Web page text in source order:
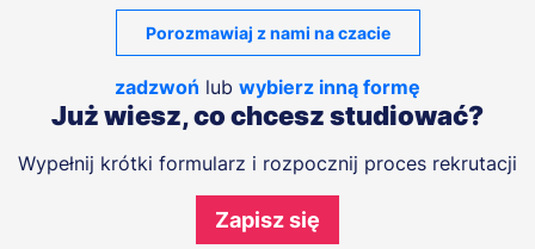
Porozmawiaj z nami na czacie
zadzwoń lub wybierz inną formę
Już wiesz, co chcesz studiować?
Wypełnij krótki formularz i rozpocznij proces rekrutacji
Zapisz się